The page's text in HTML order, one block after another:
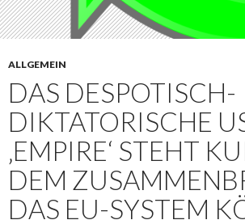
ALLGEMEIN
DAS DESPOTISCH-
DIKTATORISCHE
‚EMPIRE‘ STEHT
DEM
DAS EU-SYSTEM